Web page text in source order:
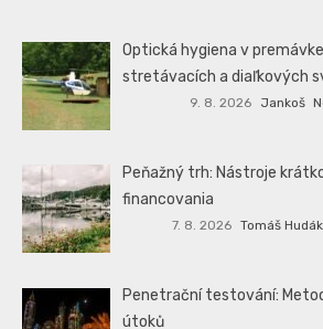
Optická hygiena v
stretávacích a diaľkových
9. 8. 2026 Jankoš
Peňažný trh: Nástroje
financovania
7. 8. 2026 Tomáš Hudák
Penetrační testování:
útoků